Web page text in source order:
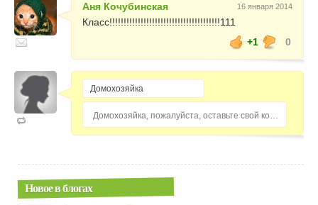
Аня Кочубинская 16 января 2014
Класс!!!!!!!!!!!!!!!!!!!!!!!!!!!!!!!!!!!!!!!111
+1
0
Домохозяйка, пожалуйста, оставьте свой комментарий...
Новое в блогах